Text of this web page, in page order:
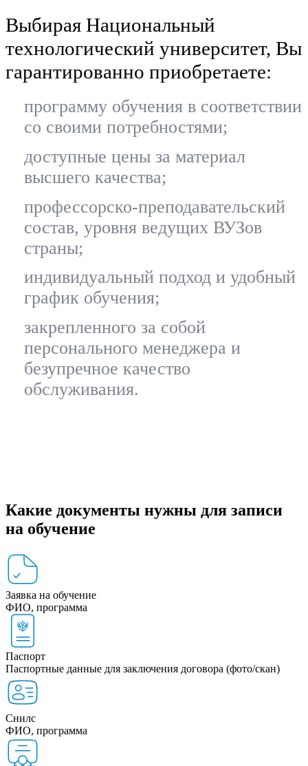
Выбирая Национальный
технологический университет, Вы
гарантированно приобретаете:
программу обучения в соответствии
со своими потребностями;
доступные цены за материал
высшего качества;
профессорско-преподавательский
состав, уровня ведущих ВУЗов
страны;
индивидуальный подход и удобный
график обучения;
закрепленного за собой
персонального менеджера и
безупречное качество
обслуживания.
Какие документы нужны для записи
на обучение
Заявка на обучение
ФИО, программа
Паспорт
Паспортные данные для заключения договора (фото/скан)
Снилс
ФИО, программа